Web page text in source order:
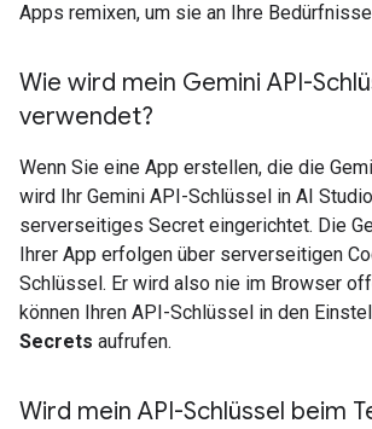
Apps remixen, um sie an Ihre
Wie wird mein Gemini API-
verwendet?
Wenn Sie eine App erstellen, die die
wird Ihr Gemini API-Schlüssel in AI
serverseitiges Secret eingerichtet. Die
Ihrer App erfolgen über serverseitigen
Schlüssel. Er wird also nie im Browser
können Ihren API-Schlüssel in den
Secrets aufrufen.
Wird mein API-Schlüssel beim